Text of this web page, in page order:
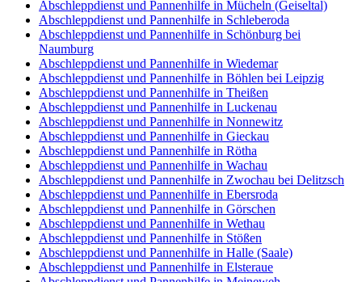
Abschleppdienst und Pannenhilfe in Mücheln (Geiseltal)
Abschleppdienst und Pannenhilfe in Schleberoda
Abschleppdienst und Pannenhilfe in Schönburg bei
Naumburg
Abschleppdienst und Pannenhilfe in Wiedemar
Abschleppdienst und Pannenhilfe in Böhlen bei Leipzig
Abschleppdienst und Pannenhilfe in Theißen
Abschleppdienst und Pannenhilfe in Luckenau
Abschleppdienst und Pannenhilfe in Nonnewitz
Abschleppdienst und Pannenhilfe in Gieckau
Abschleppdienst und Pannenhilfe in Rötha
Abschleppdienst und Pannenhilfe in Wachau
Abschleppdienst und Pannenhilfe in Zwochau bei Delitzsch
Abschleppdienst und Pannenhilfe in Ebersroda
Abschleppdienst und Pannenhilfe in Görschen
Abschleppdienst und Pannenhilfe in Wethau
Abschleppdienst und Pannenhilfe in Stößen
Abschleppdienst und Pannenhilfe in Halle (Saale)
Abschleppdienst und Pannenhilfe in Elsteraue